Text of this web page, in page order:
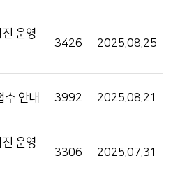
운영
3426 2025.08.25
수 안내 3992 2025.08.21
운영
3306 2025.07.31